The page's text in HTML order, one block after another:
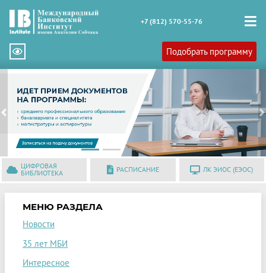
+7 (812) 570-55-76
Подобрать программу
Previous
ЦИФРОВАЯ
БИБЛИОТЕКА
РАСПИСАНИЕ ЛК ЭИОС (ЕЭОС)
МЕНЮ РАЗДЕЛА
Новости
35 лет МБИ
Интересное